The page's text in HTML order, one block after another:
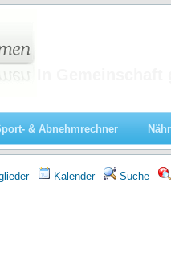
& Abnehmrechner
Kalender Suche